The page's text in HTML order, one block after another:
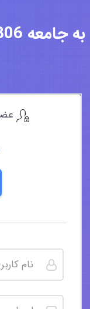
به جامعه 6306 نفری مهندسین سایت بپیوندید